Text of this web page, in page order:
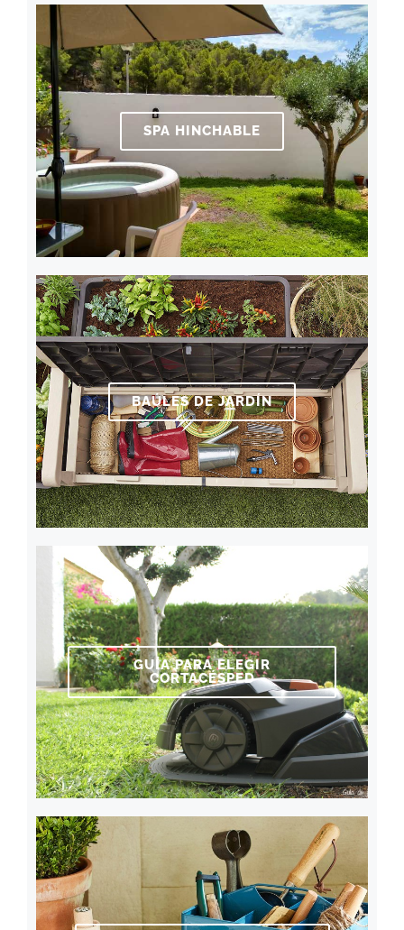
SPA HINCHABLE
BAÚLES DE JARDÍN
GUÍA PARA ELEGIR
CORTACÉSPED